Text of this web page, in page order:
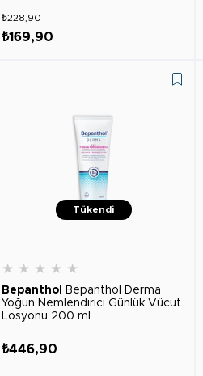
₺169,90
₺228,90
Tükendi
★ ★ ★ ★ ★
Bepanthol
Bepanthol Derma
Yoğun Nemlendirici Günlük Vücut
Losyonu 200 ml
₺446,90